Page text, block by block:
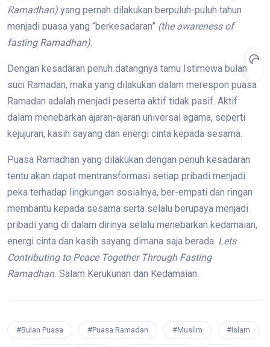
Ramadhan) yang pernah dilakukan berpuluh-puluh tahun
menjadi puasa yang “berkesadaran” (the awareness of
fasting Ramadhan).
Dengan kesadaran penuh datangnya tamu Istimewa bulan
suci Ramadan, maka yang dilakukan dalam merespon puasa
Ramadan adalah menjadi peserta aktif tidak pasif. Aktif
dalam menebarkan ajaran-ajaran universal agama, seperti
kejujuran, kasih sayang dan energi cinta kepada sesama.
Puasa Ramadhan yang dilakukan dengan penuh kesadaran
tentu akan dapat mentransformasi setiap pribadi menjadi
peka terhadap lingkungan sosialnya, ber-empati dan ringan
membantu kepada sesama serta selalu berupaya menjadi
pribadi yang di dalam dirinya selalu menebarkan kedamaian,
energi cinta dan kasih sayang dimana saja berada. Lets
Contributing to Peace Together Through Fasting
Ramadhan. Salam Kerukunan dan Kedamaian.
#Bulan Puasa #Puasa Ramadan #Muslim #Islam